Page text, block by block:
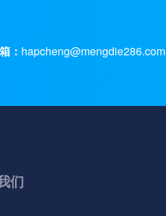
： hapcheng@mengdie286.com
们